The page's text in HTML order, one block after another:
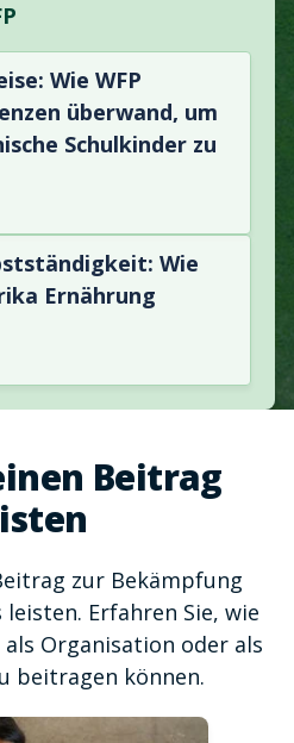
Wie WFP
überwand, um
Schulkinder zu
Wie
Ernährung
Beitrag
zur Bekämpfung
Erfahren Sie, wie
als Organisation oder als
beitragen können.